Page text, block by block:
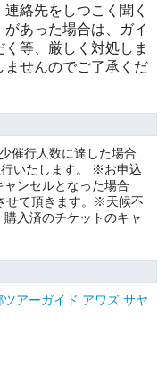
絡先をしつこく聞く
あった場合は、ガイ
等、厳しく対処しま
せんのでご了承くだ
催行人数に達した場合
いたします。 ※お申込
ンセルとなった場合
せて頂きます。※天候不
入済のチケットのキャ
アーガイド アワズ サヤ